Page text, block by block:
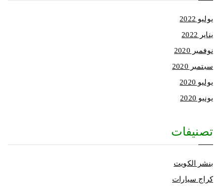
يوليو 2022
يناير 2022
نوفمبر 2020
سبتمبر 2020
يوليو 2020
يونيو 2020
تصنيفات
بنشر الكويت
كراج سيارات